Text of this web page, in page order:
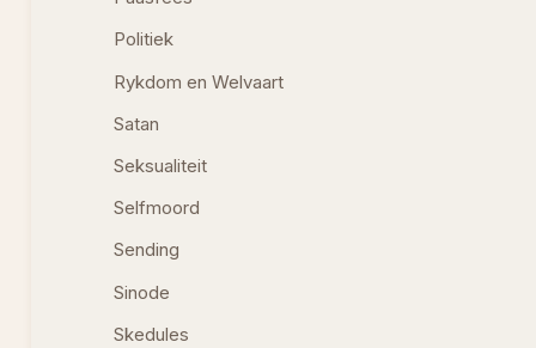
Politiek
Rykdom en Welvaart
Satan
Seksualiteit
Selfmoord
Sending
Sinode
Skedules